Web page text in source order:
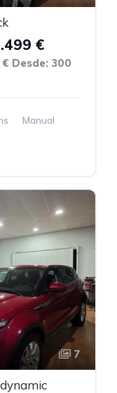
€
Desde: 300
Manual
7